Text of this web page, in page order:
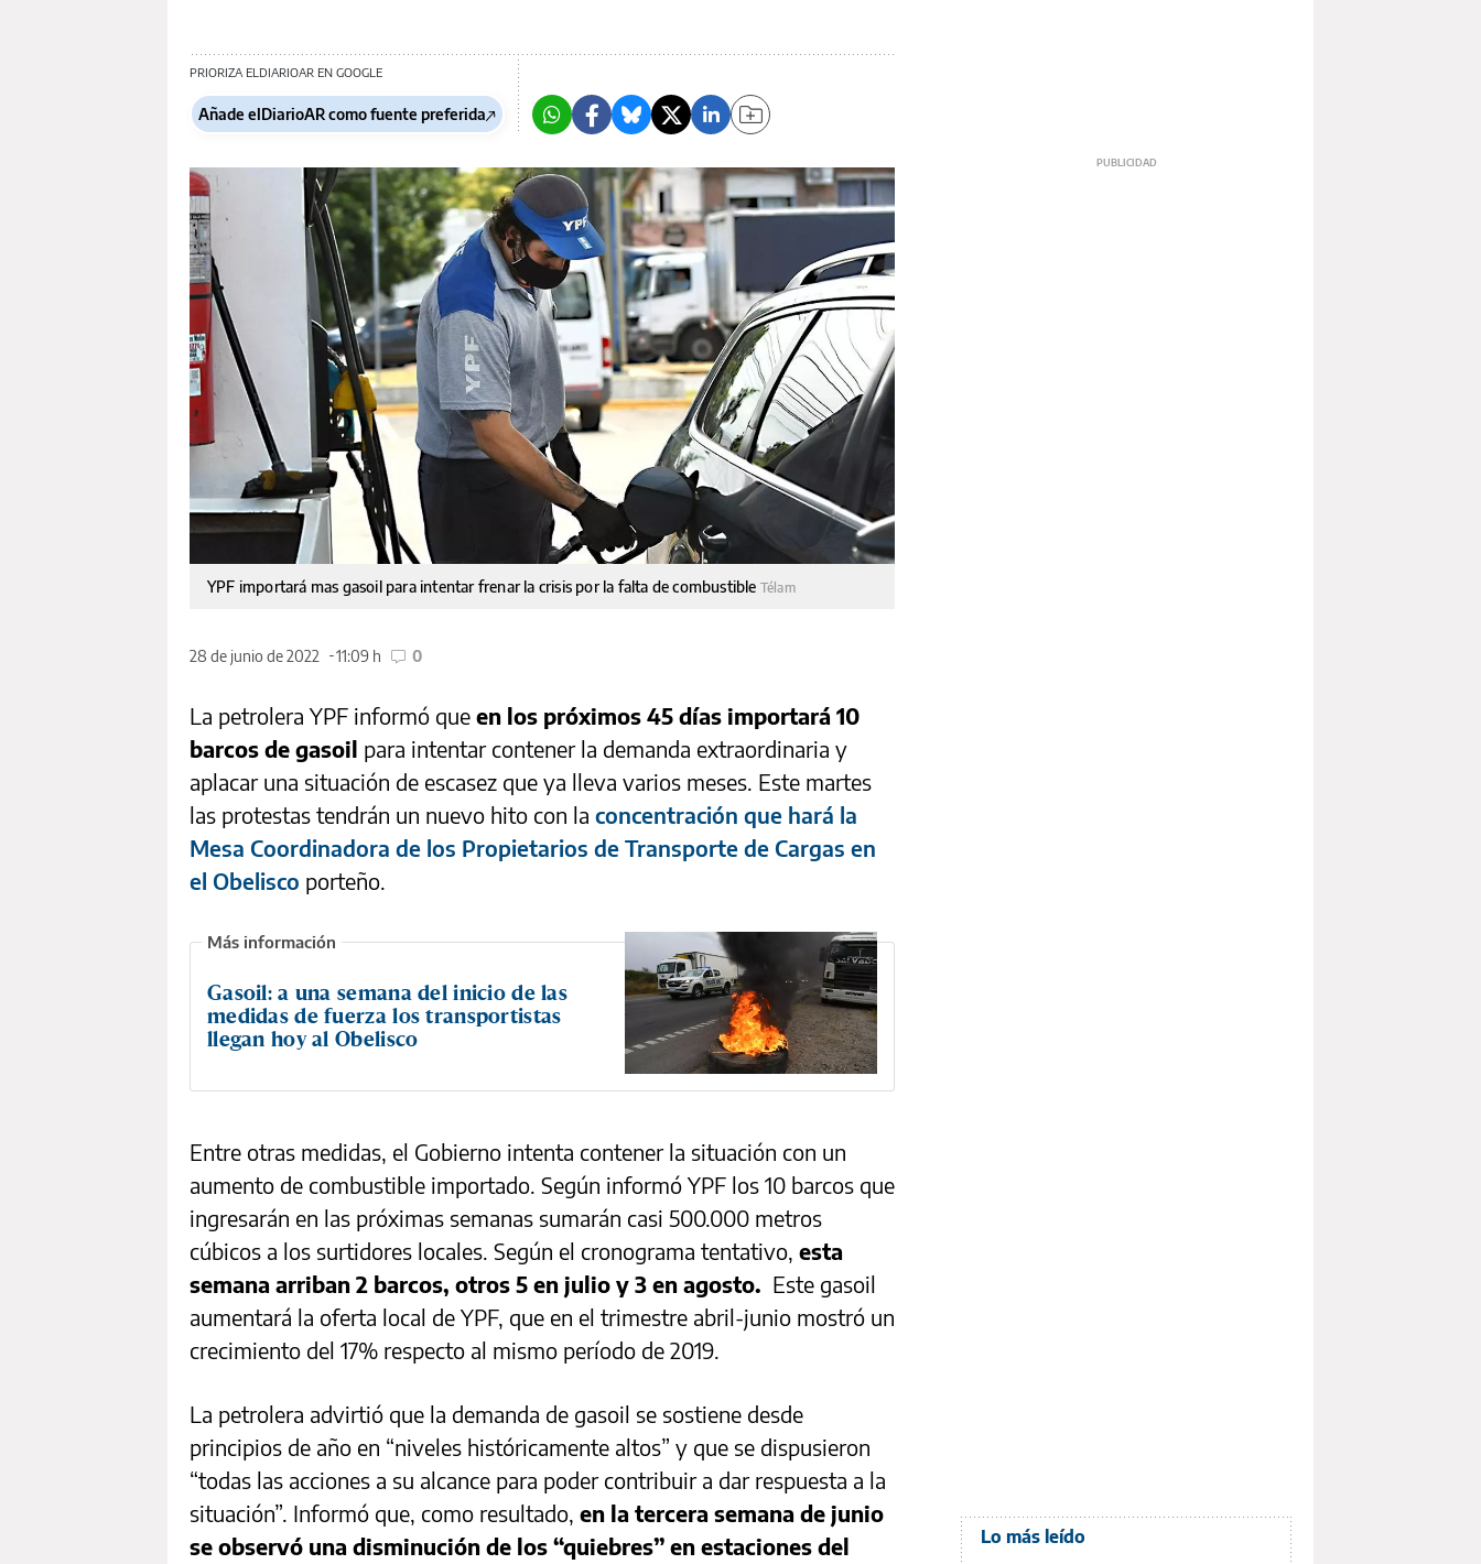
PRIORIZA ELDIARIOAR EN GOOGLE
Añade elDiarioAR como fuente preferida
YPF importará mas gasoil para intentar frenar la crisis por la falta de combustible Télam
28 de junio de 2022 11:09 h 0
La petrolera YPF informó que en los próximos 45 días importará 10
barcos de gasoil para intentar contener la demanda extraordinaria y
aplacar una situación de escasez que ya lleva varios meses. Este martes
las protestas tendrán un nuevo hito con la concentración que hará la
Mesa Coordinadora de los Propietarios de Transporte de Cargas en
el Obelisco porteño.
Gasoil: a una semana del inicio de las
medidas de fuerza los transportistas
llegan hoy al Obelisco
Entre otras medidas, el Gobierno intenta contener la situación con un
aumento de combustible importado. Según informó YPF los 10 barcos que
ingresarán en las próximas semanas sumarán casi 500.000 metros
cúbicos a los surtidores locales. Según el cronograma tentativo, esta
semana arriban 2 barcos, otros 5 en julio y 3 en agosto. Este gasoil
aumentará la oferta local de YPF, que en el trimestre abril-junio mostró un
crecimiento del 17% respecto al mismo período de 2019.
La petrolera advirtió que la demanda de gasoil se sostiene desde
principios de año en “niveles históricamente altos” y que se dispusieron
“todas las acciones a su alcance para poder contribuir a dar respuesta a la
situación”. Informó que, como resultado, en la tercera semana de junio
se observó una disminución de los “quiebres” en estaciones del
Lo más leído